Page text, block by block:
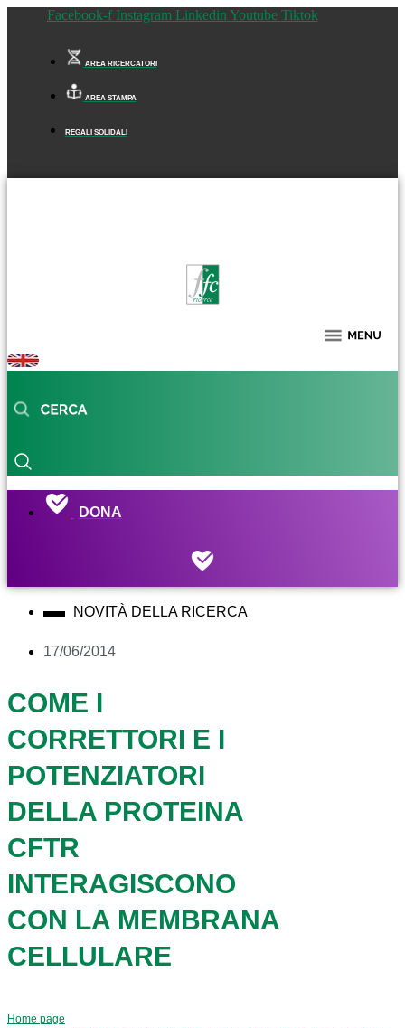
Facebook-f Instagram Linkedin Youtube Tiktok
AREA RICERCATORI
AREA STAMPA
REGALI SOLIDALI
DONA
NOVITÀ DELLA RICERCA
17/06/2014
COME I
CORRETTORI E I
POTENZIATORI
DELLA PROTEINA
CFTR
INTERAGISCONO
CON LA MEMBRANA
CELLULARE
Home page